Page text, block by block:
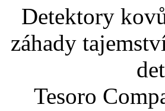
Detektory
záhady
Tesoro